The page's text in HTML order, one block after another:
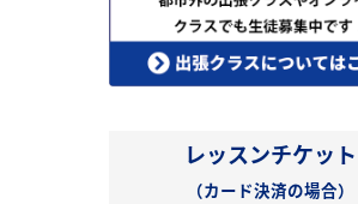
レッスンチケット
（カード決済の場合）